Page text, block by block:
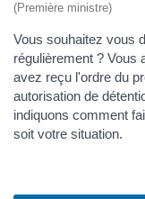
(Première ministre)
Vous souhaitez vous
régulièrement ? Vous
avez reçu l'ordre du
autorisation de
indiquons comment
soit votre situation.